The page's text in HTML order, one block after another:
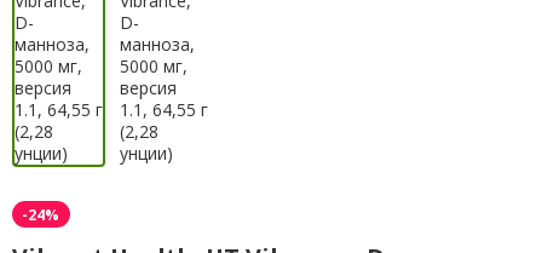
-24%